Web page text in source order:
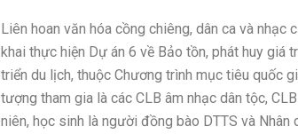
Liên hoan văn hóa cồng chiêng, dân ca và
khai thực hiện Dự án 6 về Bảo tồn, phát huy giá
triển du lịch, thuộc Chương trình mục tiêu quốc
tượng tham gia là các CLB âm nhạc dân tộc,
niên, học sinh là người đồng bào DTTS và Nhân